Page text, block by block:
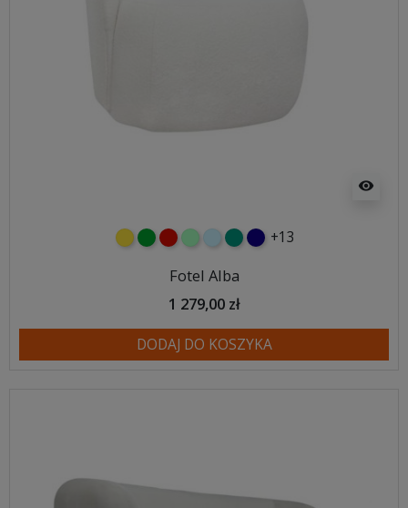
visibility
żółtyzielonyczerwony
miętowybłękitnyturkusowy
granatowy
+13
Fotel Alba
1 279,00 zł
DODAJ DO KOSZYKA